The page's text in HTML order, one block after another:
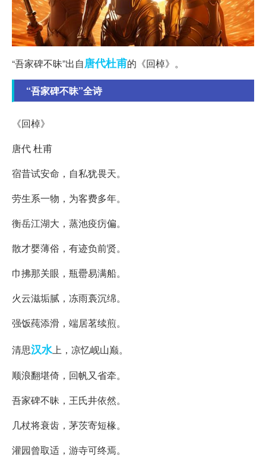
“吾家碑不昧”出自唐代杜甫的《回棹》。
“吾家碑不昧”全诗
《回棹》
唐代 杜甫
宿昔试安命，自私犹畏天。
劳生系一物，为客费多年。
衡岳江湖大，蒸池疫疠偏。
散才婴薄俗，有迹负前贤。
巾拂那关眼，瓶罍易满船。
火云滋垢腻，冻雨裛沉绵。
强饭莼添滑，端居茗续煎。
清思汉水上，凉忆岘山巅。
顺浪翻堪倚，回帆又省牵。
吾家碑不昧，王氏井依然。
几杖将衰齿，茅茨寄短椽。
灌园曾取适，游寺可终焉。